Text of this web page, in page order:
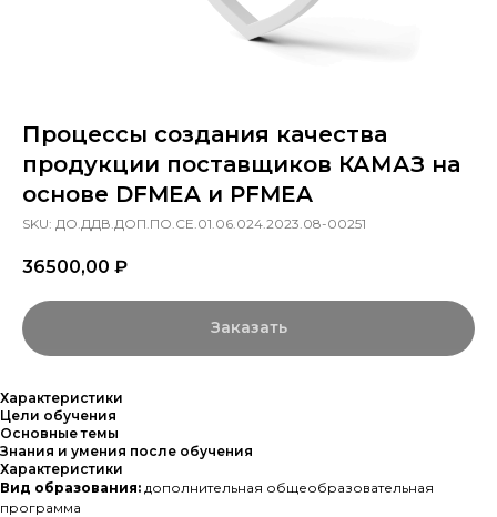
Процессы создания качества
продукции поставщиков КАМАЗ на
основе DFMEA и PFMEA
SKU: ДО.ДДВ.ДОП.ПО.СЕ.01.06.024.2023.08-00251
36500,00 ₽
Заказать
Характеристики
Цели обучения
Основные темы
Знания и умения после обучения
Характеристики
Вид образования: дополнительная общеобразовательная
программа